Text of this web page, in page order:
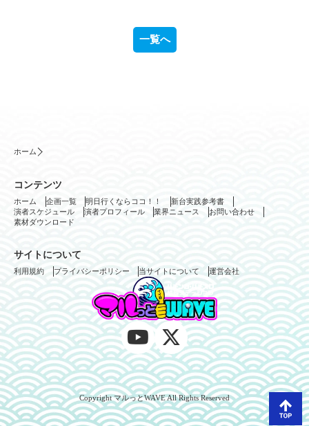
一覧へ
ホーム
コンテンツ
ホーム 企画一覧 明日行くならココ！！
新台実践参考書
演者スケジュール
演者プロフィール 業界ニュース
お問い合わせ
素材ダウンロード
サイトについて
利用規約 プライバシーポリシー 当サイトについて 運営会社
Copyright マルっとWAVE All Rights Reserved